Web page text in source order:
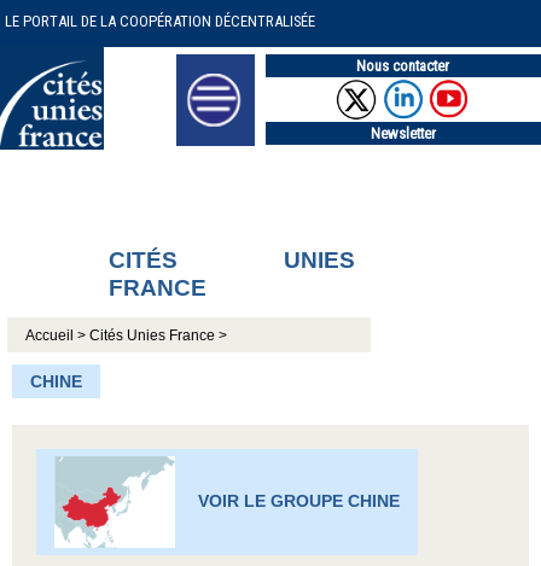
LE PORTAIL DE LA COOPÉRATION DÉCENTRALISÉE
Nous contacter
Newsletter
CITÉS UNIES
FRANCE
Accueil >Cités Unies France >
CHINE
VOIR LE GROUPE CHINE